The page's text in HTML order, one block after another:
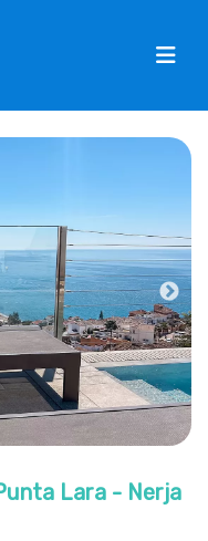
Lara - Nerja